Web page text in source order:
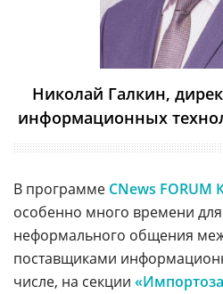
Николай Галкин,
информационных
В программе CNews FORUM
особенно много времени для
неформального общения
поставщиками
числе, на секции